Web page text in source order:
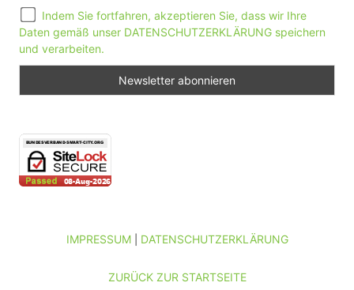
Indem Sie fortfahren, akzeptieren Sie, dass wir Ihre
Daten gemäß unser DATENSCHUTZERKLÄRUNG speichern
und verarbeiten.
IMPRESSUM| DATENSCHUTZERKLÄRUNG
ZURÜCK ZUR STARTSEITE